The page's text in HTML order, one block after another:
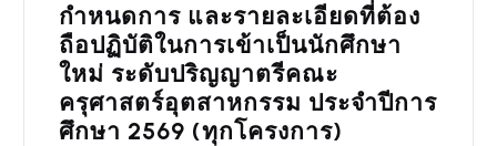
กำหนดการ และรายละเอียดที่ต้อง
ถือปฏิบัติในการเข้าเป็นนักศึกษา
ใหม่ ระดับปริญญาตรีคณะ
ครุศาสตร์อุตสาหกรรม ประจำปีการ
ศึกษา 2569 (ทุกโครงการ)